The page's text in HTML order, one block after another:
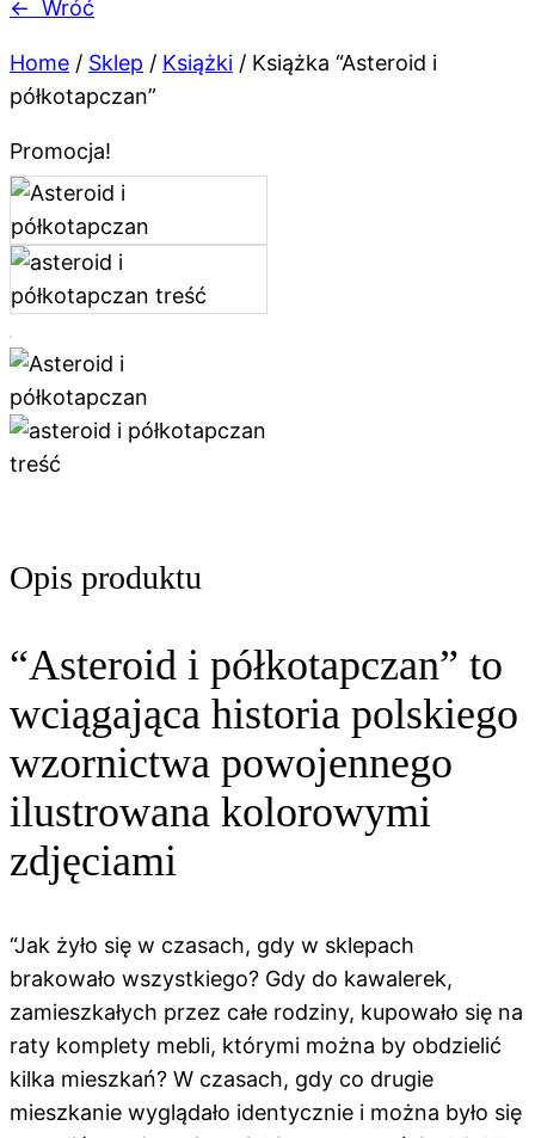
← Wróć
Home / Sklep / Książki / Książka “Asteroid i
półkotapczan”
Promocja!
Opis produktu
“Asteroid i półkotapczan” to
wciągająca historia polskiego
wzornictwa powojennego
ilustrowana kolorowymi
zdjęciami
“Jak żyło się w czasach, gdy w sklepach
brakowało wszystkiego? Gdy do kawalerek,
zamieszkałych przez całe rodziny, kupowało się na
raty komplety mebli, którymi można by obdzielić
kilka mieszkań? W czasach, gdy co drugie
mieszkanie wyglądało identycznie i można było się